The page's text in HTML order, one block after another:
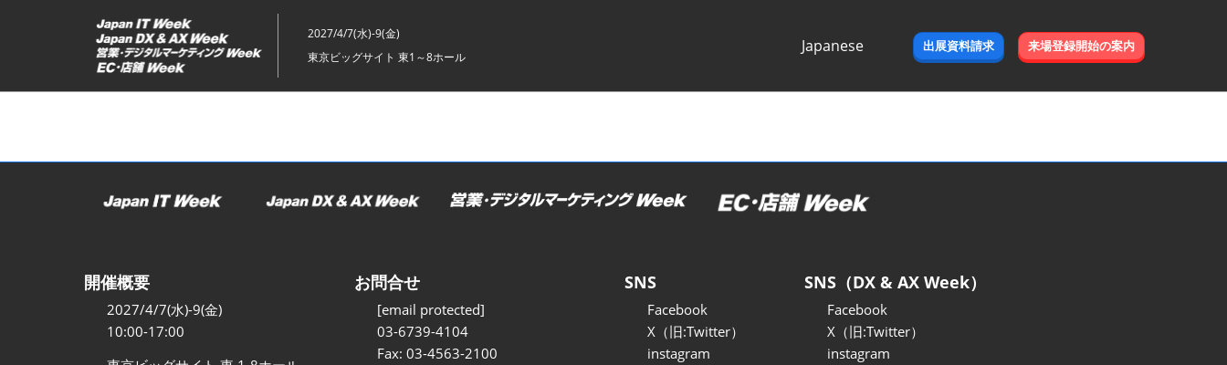
ッ
2027/4/7(水)-9(金)
東京ビッグサイト 東1～8ホール
Japanese
出展資料請求 来場登録開始の案内
開催概要
2027/4/7(水)-9(金)
10:00-17:00
お問合せ
[email protected]
03-6739-4104
Fax: 03-4563-2100
SNS
Facebook
X（旧:Twitter）
instagram
SNS（DX & AX Week）
Facebook
X（旧:Twitter）
instagram